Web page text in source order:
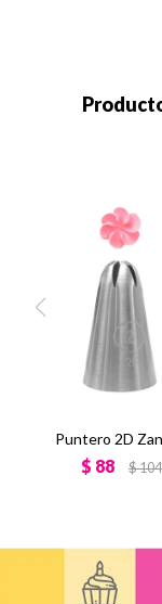
Puntero 2D
$ 88 $104